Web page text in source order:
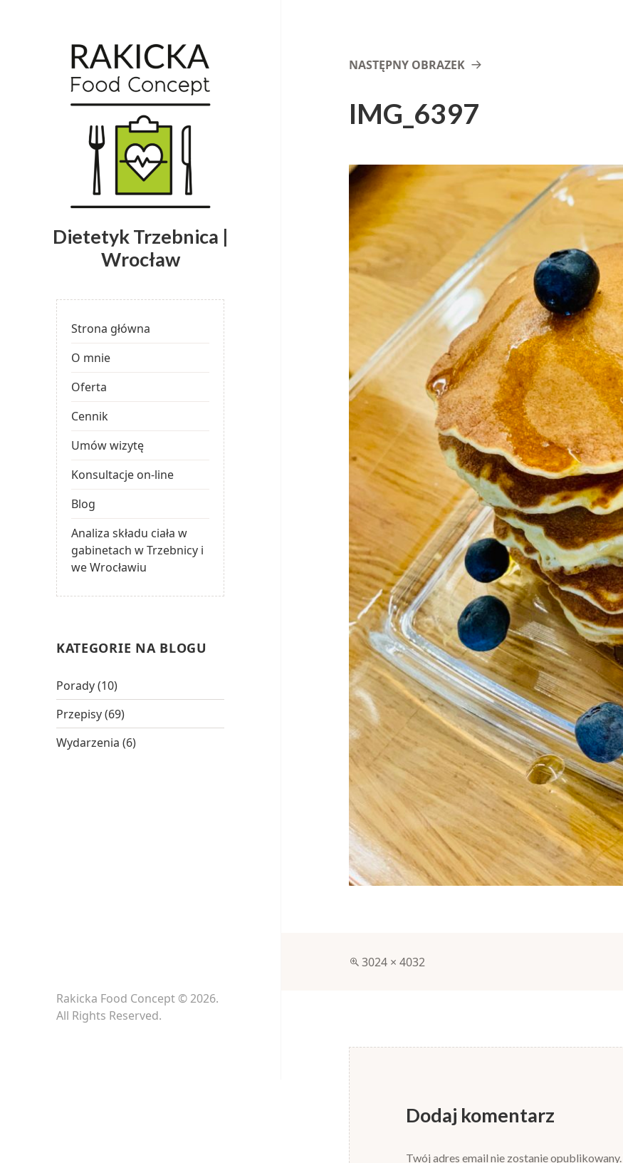
Dietetyk Trzebnica |
Wrocław
Strona główna
O mnie
Oferta
Cennik
Umów wizytę
Konsultacje on-line
Blog
Analiza składu ciała w
gabinetach w Trzebnicy i
we Wrocławiu
KATEGORIE NA BLOGU
Porady(10)
Przepisy(69)
Wydarzenia (6)
Rakicka Food Concept © 2026.
All Rights Reserved.
NASTĘPNY OBRAZEK
IMG_6397
Pełny
3024 × 4032
Dodaj komentarz
Twój adres email nie zostanie opublikowany.